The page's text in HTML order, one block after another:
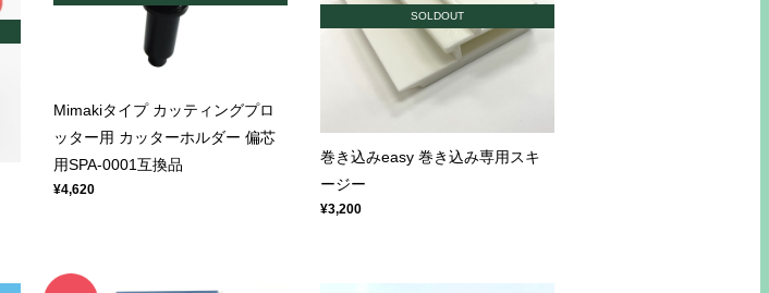
Mimakiタイプ カッティングプロ
ッター用 カッターホルダー 偏芯
用SPA-0001互換品
¥4,620
SOLDOUT
巻き込みeasy 巻き込み専用スキ
ージー
¥3,200